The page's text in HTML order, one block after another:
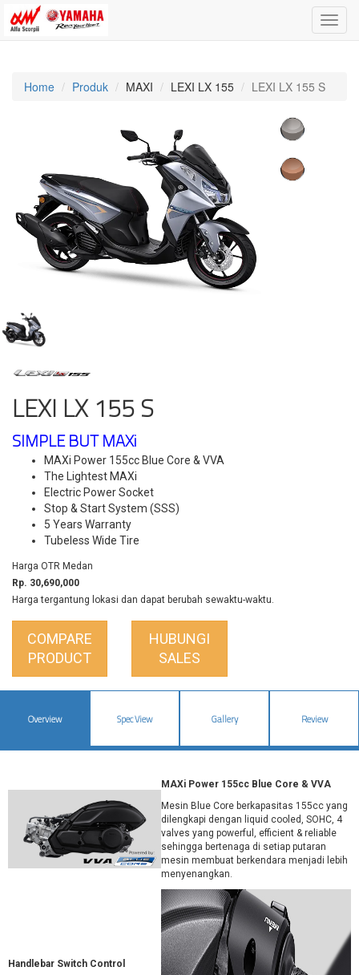
Toggle
Home Produk MAXI LEXI LX 155 LEXI LX 155 S
LEXI LX 155 S
SIMPLE BUT MAXi
MAXi Power 155cc Blue Core & VVA
The Lightest MAXi
Electric Power Socket
Stop & Start System (SSS)
5 Years Warranty
Tubeless Wide Tire
Harga OTR Medan
Rp. 30,690,000
Harga tergantung lokasi dan dapat berubah sewaktu-waktu.
COMPARE
PRODUCT
HUBUNGI
SALES
Overview Spec View Gallery Review
MAXi Power 155cc Blue Core & VVA
Mesin Blue Core berkapasitas 155cc yang
dilengkapi dengan liquid cooled, SOHC, 4
valves yang powerful, efficient & reliable
sehingga bertenaga di setiap putaran
mesin membuat berkendara menjadi lebih
menyenangkan.
Handlebar Switch Control